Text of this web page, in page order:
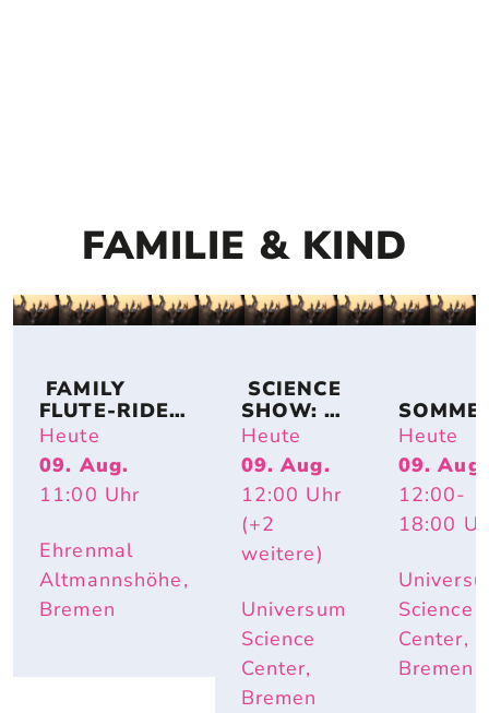
FAMILIE & KIND
FAMILY
FLUTE-RIDE:
DUO
FLUTASTIC
Heute
09. Aug.
11:00 Uhr
Ehrenmal
Altmannshöhe,
Bremen
SCIENCE
SHOW:
TIERISCH
HEISS – W
ARUM R
OTE W
ANGEN U
ND E
LEFANTE
IM S
OMMER N
ÜTZLICH
SIND
Heute
09. Aug.
12:00 Uhr
(+2
weitere)
Universum
Science
Center,
Bremen
SAUSE –
GROSSE G
EFÜHLE
Heute
09. Aug.
12:00-
18:00
Science
Center,
Bremen